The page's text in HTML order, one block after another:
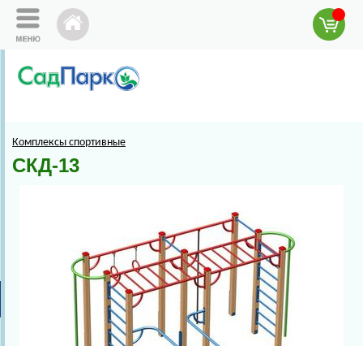
Комплексы спортивные
СКД-13